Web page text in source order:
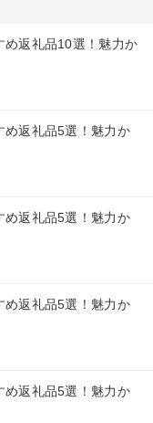
め返礼品10選！魅力か
め返礼品5選！魅力か
め返礼品5選！魅力か
め返礼品5選！魅力か
め返礼品5選！魅力か